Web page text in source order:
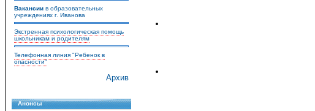
Вакансии в образовательных
учреждениях г. Иванова
Экстренная психологическая помощь
школьникам и родителям
Телефонная линия "Ребенок в
опасности"
Архив
Анонсы